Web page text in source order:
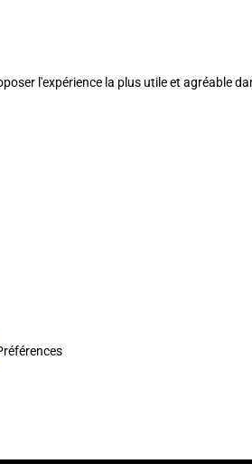
l'expérience la plus utile et agréable